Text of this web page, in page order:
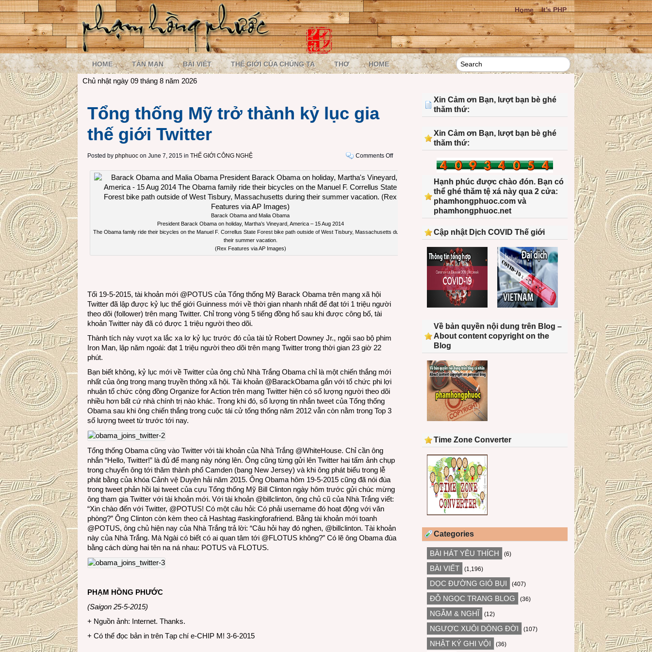
Home It’s PHP
HOME TẢN MẠN BÀI VIẾT THẾ GIỚI CỦA CHÚNG TA THƠ HOME
Chủ nhật ngày 09 tháng 8 năm 2026
Tổng thống Mỹ trở thành kỷ lục gia
thế giới Twitter
Posted by phphuoc on June 7, 2015 in THẾ GIỚI CÔNG NGHỆ Comments Offon
thống
Mỹ
trở
gia
Barack Obama and Malia Obama
President Barack Obama on holiday, Martha’s Vineyard, America – 15 Aug 2014
The Obama family ride their bicycles on the Manuel F. Correllus State Forest bike path outside of West Tisbury, Massachusetts during
their summer vacation.
(Rex Features via AP Images)
Tối 19-5-2015, tài khoản mới @POTUS của Tổng thống Mỹ Barack Obama trên mạng xã hội
Twitter đã lập được kỷ lục thế giới Guinness mới về thời gian nhanh nhất để đạt tới 1 triệu người
theo dõi (follower) trên mạng Twitter. Chỉ trong vòng 5 tiếng đồng hố sau khi được công bố, tài
khoản Twitter này đã có được 1 triệu người theo dõi.
Thành tích này vượt xa lắc xa lơ kỷ lục trước đó của tài tử Robert Downey Jr., ngôi sao bộ phim
Iron Man, lập năm ngoái: đạt 1 triệu người theo dõi trên mạng Twitter trong thời gian 23 giờ 22
phút.
Bạn biết không, kỷ lục mới về Twitter của ông chủ Nhà Trắng Obama chỉ là một chiến thắng mới
nhất của ông trong mạng truyền thông xã hội. Tài khoản @BarackObama gắn với tổ chức phi lợi
nhuận tổ chức cộng đồng Organize for Action trên mạng Twitter hiện có số lượng người theo dõi
nhiều hơn bất cứ nhà chính trị nào khác. Trong khi đó, số lượng tin nhắn tweet của Tổng thống
Obama sau khi ông chiến thắng trong cuộc tái cử tổng thống năm 2012 vẫn còn nằm trong Top 3
số lượng tweet từ trước tới nay.
Tổng thống Obama cũng vào Twitter với tài khoản của Nhà Trắng @WhiteHouse. Chỉ cần ông
nhắn “Hello, Twitter!” là đủ để mạng này nóng lên. Ông cũng từng gửi lên Twitter hai tấm ảnh chụp
trong chuyến ông tới thăm thành phố Camden (bang New Jersey) và khi ông phát biểu trong lễ
phát bằng của khóa Cảnh vệ Duyên hải năm 2015. Ông Obama hôm 19-5-2015 cũng đã nói đùa
trong tweet phản hồi lại tweet của cựu Tổng thống Mỹ Bill Clinton ngày hôm trước gửi chúc mừng
ông tham gia Twitter với tài khoản mới. Với tài khoản @billclinton, ông chủ cũ của Nhà Trắng viết:
“Xin chào đến với Twitter, @POTUS! Có một câu hỏi: Có phải username đó hoạt động với văn
phòng?” Ông Clinton còn kèm theo cả Hashtag #askingforafriend. Bằng tài khoản mới toanh
@POTUS, ông chủ hiện nay của Nhà Trắng trả lời: “Câu hỏi hay đó nghen, @billclinton. Tài khoản
này của Nhà Trắng. Mà Ngài có biết có ai quan tâm tới @FLOTUS không?” Có lẽ ông Obama đùa
bằng cách dùng hai tên na ná nhau: POTUS và FLOTUS.
PHẠM HỒNG PHƯỚC
(Saigon 25-5-2015)
+ Nguồn ảnh: Internet. Thanks.
+ Có thể đọc bản in trên Tạp chí e-CHIP M! 3-6-2015
Xin Cảm ơn Bạn, lượt bạn bè ghé
thăm thứ:
Xin Cảm ơn Bạn, lượt bạn bè ghé
thăm thứ:
Hạnh phúc được chào đón. Bạn có
thể ghé thăm tệ xá này qua 2 cửa:
phamhongphuoc.com và
phamhongphuoc.net
Cập nhật Dịch COVID Thế giới
Về bản quyền nội dung trên Blog –
About content copyright on the
Blog
Time Zone Converter
Categories
BÀI HÁT YÊU THÍCH (6)
BÀI VIẾT (1,196)
DỌC ĐƯỜNG GIÓ BỤI (407)
ĐỖ NGỌC TRANG BLOG (36)
NGẪM & NGHĨ (12)
NGƯỢC XUÔI DÒNG ĐỜI (107)
NHẬT KÝ GHI VỘI (36)